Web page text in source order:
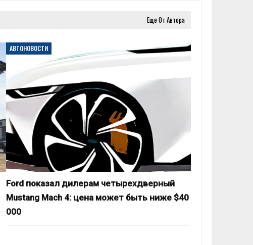
Еще От Автора
АВТОНОВОСТИ
Ford показал дилерам четырехдверный
Mustang Mach 4: цена может быть ниже $40
000